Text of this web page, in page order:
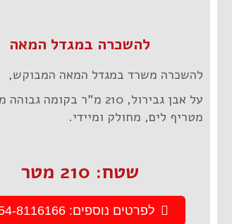
להשכרה במגדל המאה
להשכרה משרד במגדל המאה המבוקש,
על אבן גבירול, 210 מ"ר בקומה
מטריף לים, מחולק ומיידי.
שטח: 210 מטר
לפרטים נוספים: 054-8116166